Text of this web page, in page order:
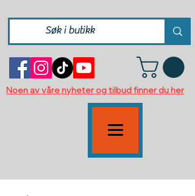
Noen av våre nyheter og tilbud finner du her